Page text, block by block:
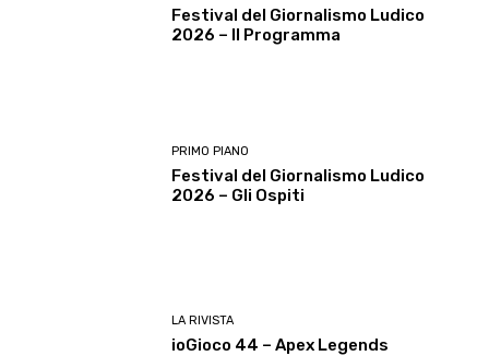
Festival del Giornalismo Ludico
2026 – Il Programma
PRIMO PIANO
Festival del Giornalismo Ludico
2026 – Gli Ospiti
LA RIVISTA
ioGioco 44 – Apex Legends